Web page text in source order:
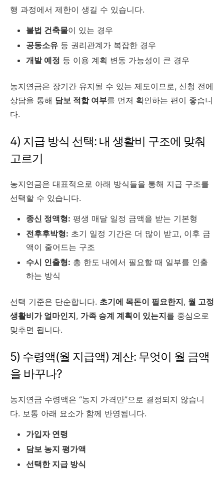
행 과정에서 제한이 생길 수 있습니다.
불법 건축물이 있는 경우
공동소유 등 권리관계가 복잡한 경우
개발 예정 등 이용 계획 변동 가능성이 큰 경우
농지연금은 장기간 유지될 수 있는 제도이므로, 신청 전에
상담을 통해 담보 적합 여부를 먼저 확인하는 편이 좋습니
다.
4) 지급 방식 선택: 내 생활비 구조에 맞춰
고르기
농지연금은 대표적으로 아래 방식들을 통해 지급 구조를
선택할 수 있습니다.
종신 정액형: 평생 매달 일정 금액을 받는 기본형
전후후박형: 초기 일정 기간은 더 많이 받고, 이후 금
액이 줄어드는 구조
수시 인출형: 총 한도 내에서 필요할 때 일부를 인출
하는 방식
선택 기준은 단순합니다. 초기에 목돈이 필요한지, 월 고정
생활비가 얼마인지, 가족 승계 계획이 있는지를 중심으로
맞추면 됩니다.
5) 수령액(월 지급액) 계산: 무엇이 월 금액
을 바꾸나?
농지연금 수령액은 “농지 가격만”으로 결정되지 않습니
다. 보통 아래 요소가 함께 반영됩니다.
가입자 연령
담보 농지 평가액
선택한 지급 방식